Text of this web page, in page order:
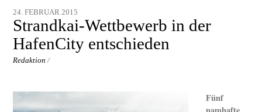
24. FEBRUAR 2015
Strandkai-Wettbewerb in der
HafenCity entschieden
Redaktion /
Fünf